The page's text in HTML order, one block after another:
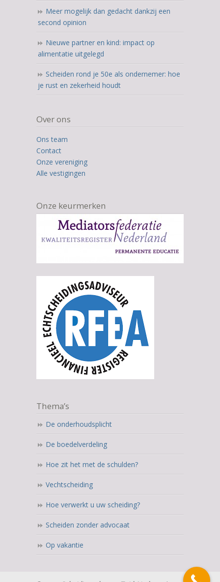
Meer mogelijk dan gedacht dankzij een
second opinion
Nieuwe partner en kind: impact op
alimentatie uitgelegd
Scheiden rond je 50e als ondernemer: hoe
je rust en zekerheid houdt
Over ons
Ons team
Contact
Onze vereniging
Alle vestigingen
Onze keurmerken
Thema’s
De onderhoudsplicht
De boedelverdeling
Hoe zit het met de schulden?
Vechtscheiding
Hoe verwerkt u uw scheiding?
Scheiden zonder advocaat
Op vakantie